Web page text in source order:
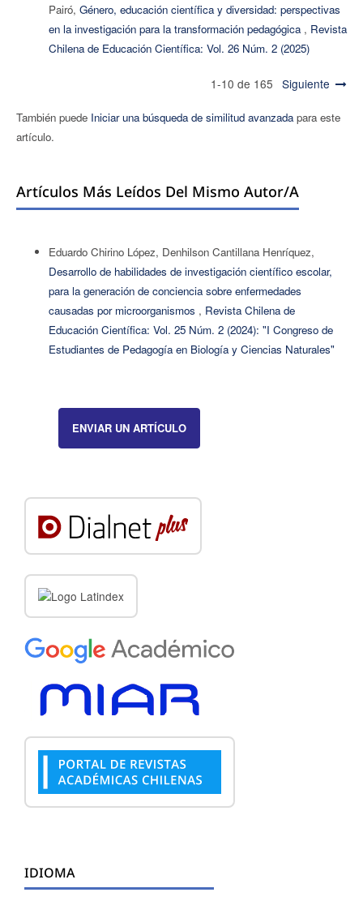
Pairó, Género, educación científica y diversidad: perspectivas
en la investigación para la transformación pedagógica , Revista
Chilena de Educación Científica: Vol. 26 Núm. 2 (2025)
1-10 de 165 Siguiente
También puede Iniciar una búsqueda de similitud avanzadapara este
artículo.
Artículos Más Leídos Del Mismo Autor/a
Eduardo Chirino López, Denhilson Cantillana Henríquez,
Desarrollo de habilidades de investigación científico escolar,
para la generación de conciencia sobre enfermedades
causadas por microorganismos , Revista Chilena de
Educación Científica: Vol. 25 Núm. 2 (2024): "I Congreso de
Estudiantes de Pedagogía en Biología y Ciencias Naturales"
ENVIAR UN ARTÍCULO
IDIOMA